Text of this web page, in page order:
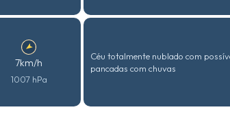
7km/h
1007 hPa
Céu totalmente nublado com
pancadas com chuvas